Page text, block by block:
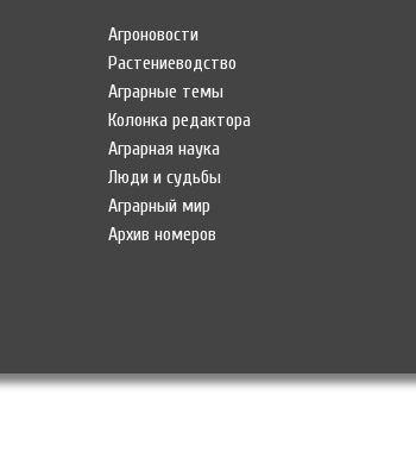
Агроновости
Растениеводство
Аграрные темы
Колонка редактора
Аграрная наука
Люди и судьбы
Аграрный мир
Архив номеров